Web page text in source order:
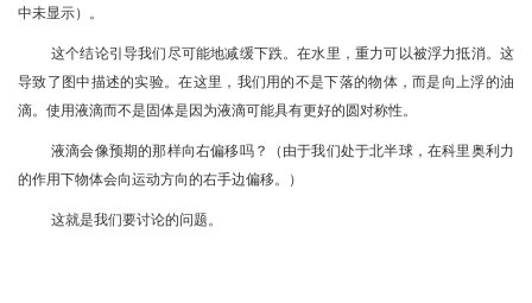
中未显示）。
这个结论引导我们尽可能地减缓下跌。在水里，重力可以被浮力抵消。这
导致了图中描述的实验。在这里，我们用的不是下落的物体，而是向上浮的油
滴。使用液滴而不是固体是因为液滴可能具有更好的圆对称性。
液滴会像预期的那样向右偏移吗？（由于我们处于北半球，在科里奥利力
的作用下物体会向运动方向的右手边偏移。）
这就是我们要讨论的问题。